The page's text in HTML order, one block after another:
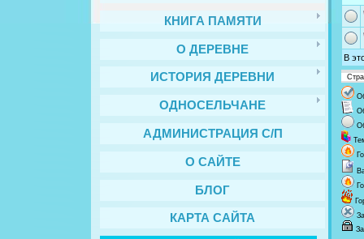
КНИГА ПАМЯТИ
О ДЕРЕВНЕ
ИСТОРИЯ ДЕРЕВНИ
ОДНОСЕЛЬЧАНЕ
АДМИНИСТРАЦИЯ С/П
О САЙТЕ
БЛОГ
КАРТА САЙТА
В